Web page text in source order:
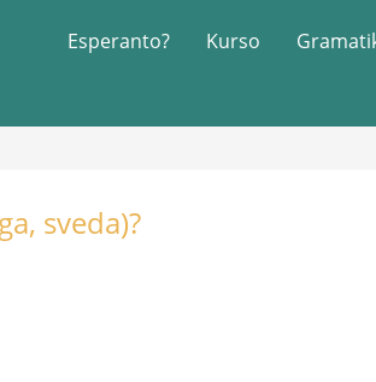
Esperanto? Kurso
sveda)?